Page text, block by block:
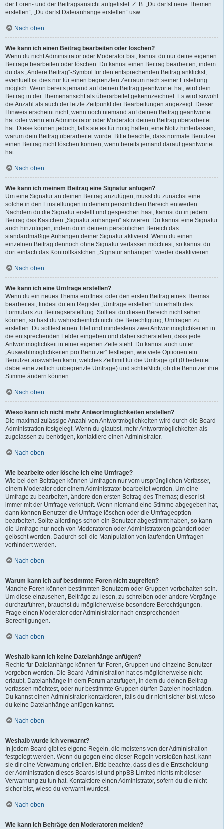
der Foren- und der Beitragsansicht aufgelistet. Z. B. „Du darfst neue Themen
erstellen“, „Du darfst Dateianhänge erstellen“ usw.
Nach oben
Wie kann ich einen Beitrag bearbeiten oder löschen?
Wenn du nicht Administrator oder Moderator bist, kannst du nur deine eigenen
Beiträge bearbeiten oder löschen. Du kannst einen Beitrag bearbeiten, indem
du das „Ändere Beitrag“-Symbol für den entsprechenden Beitrag anklickst;
eventuell ist dies nur für einen begrenzten Zeitraum nach seiner Erstellung
möglich. Wenn bereits jemand auf deinen Beitrag geantwortet hat, wird dein
Beitrag in der Themenansicht als überarbeitet gekennzeichnet. Es wird sowohl
die Anzahl als auch der letzte Zeitpunkt der Bearbeitungen angezeigt. Dieser
Hinweis erscheint nicht, wenn noch niemand auf deinen Beitrag geantwortet
hat oder wenn ein Administrator oder Moderator deinen Beitrag überarbeitet
hat. Diese können jedoch, falls sie es für nötig halten, eine Notiz hinterlassen,
warum dein Beitrag überarbeitet wurde. Bitte beachte, dass normale Benutzer
einen Beitrag nicht löschen können, wenn bereits jemand darauf geantwortet
hat.
Nach oben
Wie kann ich meinem Beitrag eine Signatur anfügen?
Um eine Signatur an deinen Beitrag anzufügen, musst du zunächst eine
solche in den Einstellungen in deinem persönlichen Bereich entwerfen.
Nachdem du die Signatur erstellt und gespeichert hast, kannst du in jedem
Beitrag das Kästchen „Signatur anhängen“ aktivieren. Du kannst eine Signatur
auch hinzufügen, indem du in deinem persönlichen Bereich das
standardmäßige Anhängen deiner Signatur aktivierst. Wenn du einen
einzelnen Beitrag dennoch ohne Signatur verfassen möchtest, so kannst du
dort einfach das Kontrollkästchen „Signatur anhängen“ wieder deaktivieren.
Nach oben
Wie kann ich eine Umfrage erstellen?
Wenn du ein neues Thema eröffnest oder den ersten Beitrag eines Themas
bearbeitest, findest du ein Register „Umfrage erstellen“ unterhalb des
Formulars zur Beitragserstellung. Solltest du diesen Bereich nicht sehen
können, so hast du wahrscheinlich nicht die Berechtigung, Umfragen zu
erstellen. Du solltest einen Titel und mindestens zwei Antwortmöglichkeiten in
die entsprechenden Felder eingeben und dabei sicherstellen, dass jede
Antwortmöglichkeit in einer eigenen Zeile steht. Du kannst auch unter
„Auswahlmöglichkeiten pro Benutzer“ festlegen, wie viele Optionen ein
Benutzer auswählen kann, welches Zeitlimit für die Umfrage gilt (0 bedeutet
dabei eine zeitlich unbegrenzte Umfrage) und schließlich, ob die Benutzer ihre
Stimme ändern können.
Nach oben
Wieso kann ich nicht mehr Antwortmöglichkeiten erstellen?
Die maximal zulässige Anzahl von Antwortmöglichkeiten wird durch die Board-
Administration festgelegt. Wenn du glaubst, mehr Antwortmöglichkeiten als
zugelassen zu benötigen, kontaktiere einen Administrator.
Nach oben
Wie bearbeite oder lösche ich eine Umfrage?
Wie bei den Beiträgen können Umfragen nur vom ursprünglichen Verfasser,
einem Moderator oder einem Administrator bearbeitet werden. Um eine
Umfrage zu bearbeiten, ändere den ersten Beitrag des Themas; dieser ist
immer mit der Umfrage verknüpft. Wenn niemand eine Stimme abgegeben hat,
dann können Benutzer die Umfrage löschen oder die Umfrageoption
bearbeiten. Sollte allerdings schon ein Benutzer abgestimmt haben, so kann
die Umfrage nur noch von Moderatoren oder Administratoren geändert oder
gelöscht werden. Dadurch soll die Manipulation von laufenden Umfragen
verhindert werden.
Nach oben
Warum kann ich auf bestimmte Foren nicht zugreifen?
Manche Foren können bestimmten Benutzern oder Gruppen vorbehalten sein.
Um diese einzusehen, Beiträge zu lesen, zu schreiben oder andere Vorgänge
durchzuführen, brauchst du möglicherweise besondere Berechtigungen.
Frage einen Moderator oder Administrator nach entsprechenden
Berechtigungen.
Nach oben
Weshalb kann ich keine Dateianhänge anfügen?
Rechte für Dateianhänge können für Foren, Gruppen und einzelne Benutzer
vergeben werden. Die Board-Administration hat es möglicherweise nicht
erlaubt, Dateianhänge in dem Forum anzufügen, in dem du deinen Beitrag
verfassen möchtest, oder nur bestimmte Gruppen dürfen Dateien hochladen.
Du kannst einen Administrator kontaktieren, falls du dir nicht sicher bist, wieso
du keine Dateianhänge anfügen kannst.
Nach oben
Weshalb wurde ich verwarnt?
In jedem Board gibt es eigene Regeln, die meistens von der Administration
festgelegt werden. Wenn du gegen eine dieser Regeln verstoßen hast, kann
sie dir eine Verwarnung erteilen. Bitte beachte, dass dies die Entscheidung
der Administration dieses Boards ist und phpBB Limited nichts mit dieser
Verwarnung zu tun hat. Kontaktiere einen Administrator, sofern du die nicht
sicher bist, wieso du verwarnt wurdest.
Nach oben
Wie kann ich Beiträge den Moderatoren melden?